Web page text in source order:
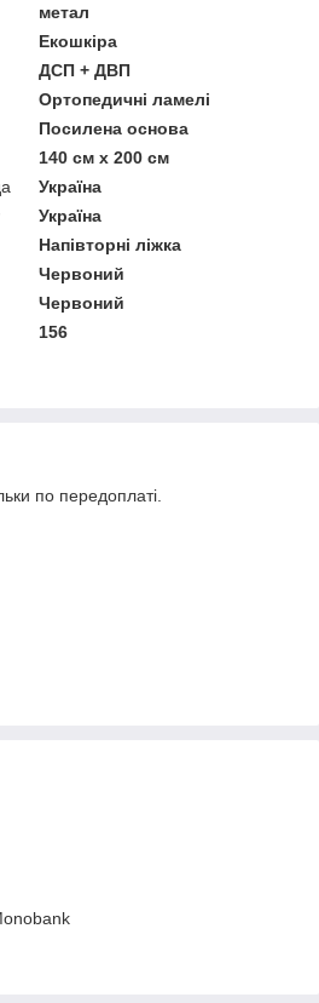
метал
Екошкіра
ДСП + ДВП
Ортопедичні ламелі
Посилена основа
140 см х 200 см
Україна
Україна
Напівторні ліжка
Червоний
Червоний
156
по передоплаті.